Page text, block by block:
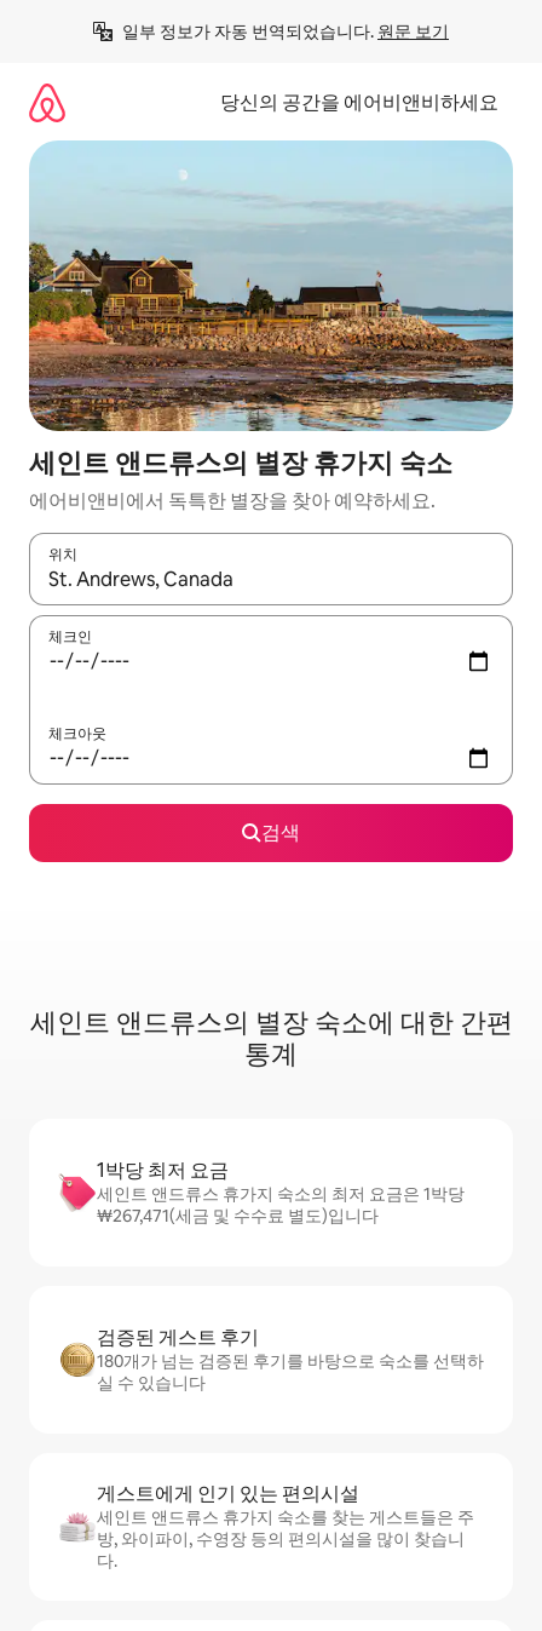
일부 정보가 자동 번역되었습니다. 원문 보기
당신의 공간을 에어비앤비하세요
세인트 앤드류스의 별장 휴가지 숙소
에어비앤비에서 독특한 별장을 찾아 예약하세요.
위치
결과가 나오면 위·아래 화살표 키를 사용하거나 터치 또는 스와이
체크인
체크아웃
검색
세인트 앤드류스의 별장 숙소에 대한 간편
통계
1박당 최저 요금
세인트 앤드류스 휴가지 숙소의 최저 요금은 1박당
₩267,471(세금 및 수수료 별도)입니다
검증된 게스트 후기
180개가 넘는 검증된 후기를 바탕으로 숙소를 선택하
실 수 있습니다
게스트에게 인기 있는 편의시설
세인트 앤드류스 휴가지 숙소를 찾는 게스트들은 주
방, 와이파이, 수영장 등의 편의시설을 많이 찾습니
다.